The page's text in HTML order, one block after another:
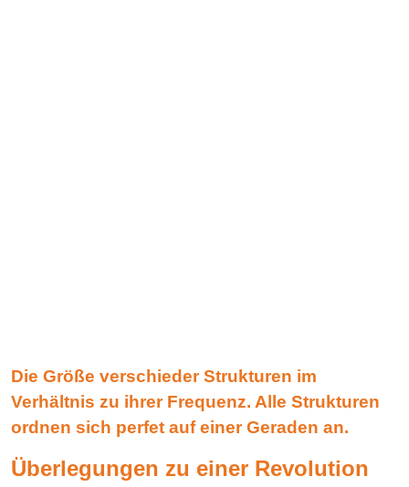
Die Größe verschieder Strukturen im
Verhältnis zu ihrer Frequenz. Alle Strukturen
ordnen sich perfet auf einer Geraden an.
Überlegungen zu einer Revolution